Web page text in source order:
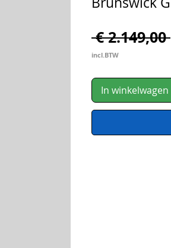
€ 2.149,00
incl.BTW
In winkelwagen